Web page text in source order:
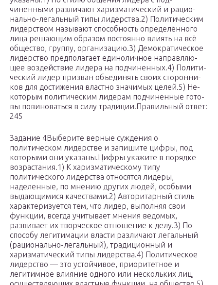
чиненными раз­ли­ча­ют ха­риз­ма­ти­че­ский и ра­ци­о­
наль­но-ле­галь­ный типы ли­дер­ства.2) По­ли­ти­че­ским
ли­дер­ством на­зы­ва­ют спо­соб­ность опре­делённого
лица ре­ша­ю­щим об­ра­зом по­сто­ян­но вли­ять на всё
об­ще­ство, груп­пу, ор­га­ни­за­цию.3) Де­мо­кра­ти­че­ское
ли­дер­ство пред­по­ла­га­ет еди­но­лич­ное на­прав­ля­ю­
щее воз­дей­ствие ли­де­ра на под­чиненных.4) По­ли­ти­
че­ский лидер при­зван объ­еди­нять своих сто­рон­ни­
ков для до­сти­же­ния власт­но зна­чи­мых целей.5) Не­
ко­то­рым по­ли­ти­че­ским ли­де­рам под­чиненные го­то­
вы по­ви­но­вать­ся в силу тра­ди­ции.Правильный ответ:
245
Задание 4Выберите верные суждения о
политическом лидерстве и запишите цифры, под
которыми они указаны.Цифры ука­жи­те в по­ряд­ке
возрастания.1) К харизматическому типу
политического лидерства относятся лидеры,
наделенные, по мнению других людей, особыми
выдающимися качествами.2) Авторитарный стиль
характеризуется тем, что лидер, выполняя свои
функции, всегда учитывает мнения ведомых,
развивает их творческое отношение к делу.3) По
способу легитимации власти различают легальный
(рационально-легальный), традиционный и
харизматический типы лидерства.4) Политическое
лидерство — это устойчивое, приоритетное и
легитимное влияние одного или нескольких лиц,